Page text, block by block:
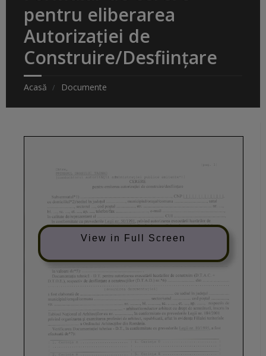
pentru eliberarea
Autorizaţiei de
Construire/Desfiinţare
Acasă Documente
View in Full Screen